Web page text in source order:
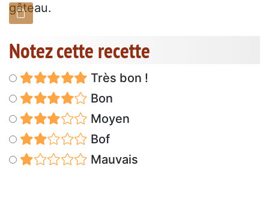
gâteau.
Notez cette recette
Très bon !
Bon
Moyen
Bof
Mauvais